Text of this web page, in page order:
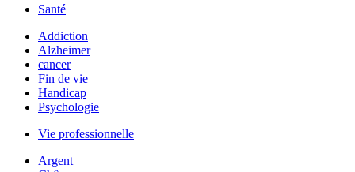
Santé
Addiction
Alzheimer
cancer
Fin de vie
Handicap
Psychologie
Vie professionnelle
Argent